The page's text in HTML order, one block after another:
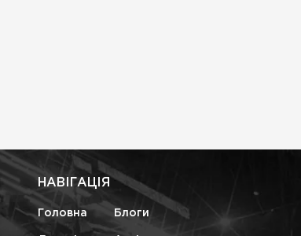
НАВІГАЦІЯ
Головна Блоги